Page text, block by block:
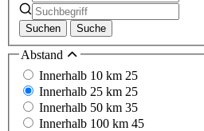
Suchen Suche
Abstand
Innerhalb 10 km 25
Innerhalb 25 km 25
Innerhalb 50 km 35
Innerhalb 100 km 45